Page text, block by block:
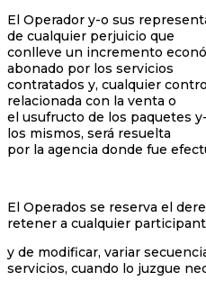
El Operador y-o sus
de cualquier perjuicio que
conlleve un incremento
abonado por los servicios
contratados y, cualquier
relacionada con la venta o
el usufructo de los paquetes
los mismos, será resuelta
por la agencia donde fue
El Operados se reserva el
retener a cualquier
y de modificar, variar
servicios, cuando lo juzgue